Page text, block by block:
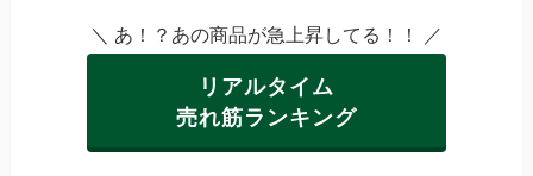
＼ あ！？あの商品が急上昇してる！！ ／
リアルタイム
売れ筋ランキング